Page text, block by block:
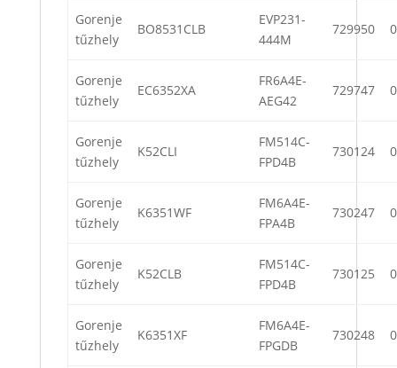
Gorenje
tűzhely
BO8531CLB
EVP231-
444M
729950
Gorenje
tűzhely
EC6352XA
FR6A4E-
AEG42
729747
Gorenje
tűzhely
K52CLI
FM514C-
FPD4B
730124
Gorenje
tűzhely
K6351WF
FM6A4E-
FPA4B
730247
Gorenje
tűzhely
K52CLB
FM514C-
FPD4B
730125
Gorenje
tűzhely
K6351XF
FM6A4E-
FPGDB
730248